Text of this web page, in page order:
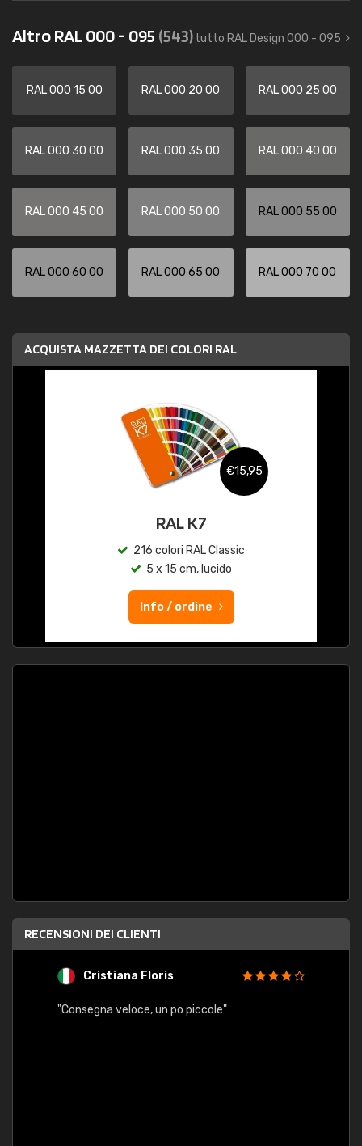
Altro RAL 000 - 095 (543)tutto RAL Design 000 - 095
RAL 000 15 00 RAL 000 20 00 RAL 000 25 00
RAL 000 30 00 RAL 000 35 00 RAL 000 40 00
RAL 000 45 00 RAL 000 50 00 RAL 000 55 00
RAL 000 60 00 RAL 000 65 00 RAL 000 70 00
ACQUISTA MAZZETTA DEI COLORI RAL
€15,95
RAL K7
216 colori RAL Classic
5 x 15 cm, lucido
Info / ordine
RECENSIONI DEI CLIENTI
Cristiana Floris
"Consegna veloce, un po piccole"